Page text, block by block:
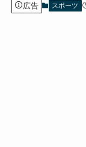
広告 スポーツ